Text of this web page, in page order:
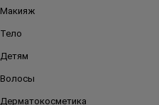
Макияж
Тело
Детям
Волосы
Дерматокосметика